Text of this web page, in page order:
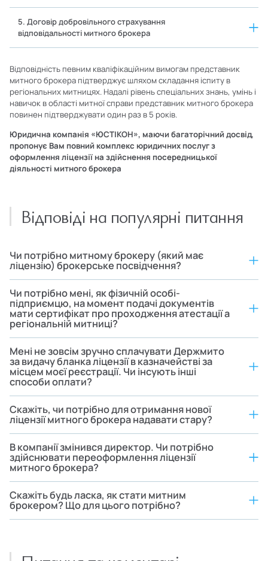
5. Договір добровільного страхування
відповідальності митного брокера
Відповідність певним кваліфікаційним вимогам представник
митного брокера підтверджує шляхом складання іспиту в
регіональних митницях. Надалі рівень спеціальних знань, умінь і
навичок в області митної справи представник митного брокера
повинен підтверджувати один раз в 5 років.
Юридична компанія «ЮСТІКОН», маючи багаторічний досвід,
пропонує Вам повний комплекс юридичних послуг з
оформлення ліцензії на здійснення посередницької
діяльності митного брокера
Відповіді на популярні питання
Чи потрібно митному брокеру (який має
ліцензію) брокерське посвідчення?
Чи потрібно мені, як фізичній особі-
підприємцю, на момент подачі документів
мати сертифікат про проходження атестації а
регіональній митниці?
Мені не зовсім зручно сплачувати Держмито
за видачу бланка ліцензії в казначействі за
місцем моєї реєстрації. Чи інсують інші
способи оплати?
Скажіть, чи потрібно для отримання нової
ліцензії митного брокера надавати стару?
В компанії змінився директор. Чи потрібно
здійснювати переоформлення ліцензії
митного брокера?
Скажіть будь ласка, як стати митним
брокером? Що для цього потрібно?